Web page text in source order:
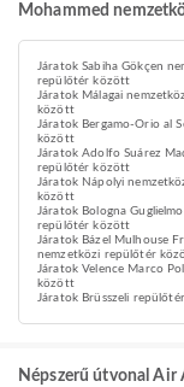
Mohammed
Járatok Sabiha Gökçen
repülőtér között
Járatok Málagai
között
Járatok Bergamo-Orio al
között
Járatok Adolfo Suárez
repülőtér között
Járatok Nápolyi
között
Járatok Bologna
repülőtér között
Járatok Bázel Mulhouse
nemzetközi repülőtér
Járatok Velence Marco
között
Járatok Brüsszeli
Népszerű útvonal Air